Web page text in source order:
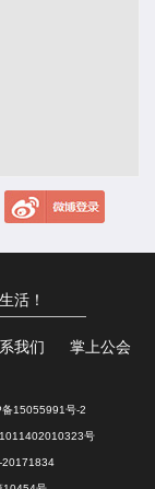
活！
我们 掌上公会
备15055991号-2
号
20171834